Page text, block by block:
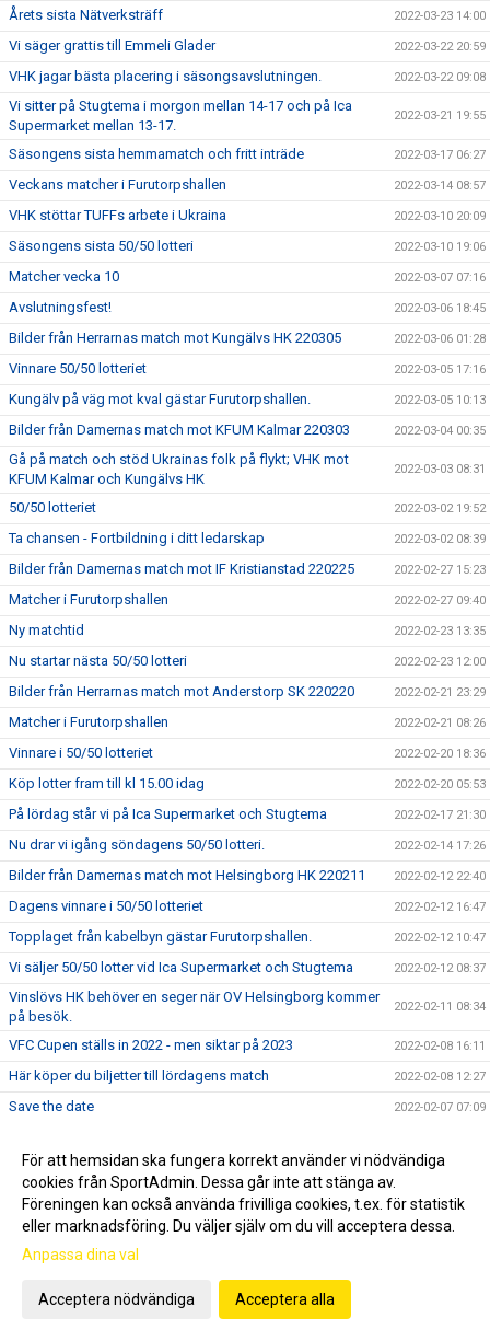
Årets sista Nätverksträff 2022-03-23 14:00
Vi säger grattis till Emmeli Glader 2022-03-22 20:59
VHK jagar bästa placering i säsongsavslutningen. 2022-03-22 09:08
Vi sitter på Stugtema i morgon mellan 14-17 och på Ica
Supermarket mellan 13-17.
2022-03-21 19:55
Säsongens sista hemmamatch och fritt inträde 2022-03-17 06:27
Veckans matcher i Furutorpshallen 2022-03-14 08:57
VHK stöttar TUFFs arbete i Ukraina 2022-03-10 20:09
Säsongens sista 50/50 lotteri 2022-03-10 19:06
Matcher vecka 10 2022-03-07 07:16
Avslutningsfest! 2022-03-06 18:45
Bilder från Herrarnas match mot Kungälvs HK 220305 2022-03-06 01:28
Vinnare 50/50 lotteriet 2022-03-05 17:16
Kungälv på väg mot kval gästar Furutorpshallen. 2022-03-05 10:13
Bilder från Damernas match mot KFUM Kalmar 220303 2022-03-04 00:35
Gå på match och stöd Ukrainas folk på flykt; VHK mot
KFUM Kalmar och Kungälvs HK
2022-03-03 08:31
50/50 lotteriet 2022-03-02 19:52
Ta chansen - Fortbildning i ditt ledarskap 2022-03-02 08:39
Bilder från Damernas match mot IF Kristianstad 220225 2022-02-27 15:23
Matcher i Furutorpshallen 2022-02-27 09:40
Ny matchtid 2022-02-23 13:35
Nu startar nästa 50/50 lotteri 2022-02-23 12:00
Bilder från Herrarnas match mot Anderstorp SK 220220 2022-02-21 23:29
Matcher i Furutorpshallen 2022-02-21 08:26
Vinnare i 50/50 lotteriet 2022-02-20 18:36
Köp lotter fram till kl 15.00 idag 2022-02-20 05:53
På lördag står vi på Ica Supermarket och Stugtema 2022-02-17 21:30
Nu drar vi igång söndagens 50/50 lotteri. 2022-02-14 17:26
Bilder från Damernas match mot Helsingborg HK 220211 2022-02-12 22:40
Dagens vinnare i 50/50 lotteriet 2022-02-12 16:47
Topplaget från kabelbyn gästar Furutorpshallen. 2022-02-12 10:47
Vi säljer 50/50 lotter vid Ica Supermarket och Stugtema 2022-02-12 08:37
Vinslövs HK behöver en seger när OV Helsingborg kommer
på besök.
2022-02-11 08:34
VFC Cupen ställs in 2022 - men siktar på 2023 2022-02-08 16:11
Här köper du biljetter till lördagens match 2022-02-08 12:27
Save the date 2022-02-07 07:09
Matcher i Furutorpshallen vecka 6 2022-02-06 19:23
Vill ni ha er lott innan dragning? 2022-02-04 20:17
Bilder från Damernas match mot IFK Kristianstad 220203 2022-02-04 18:38
Nu drar vi igång nästa 50/50 lotteri.
Vi säger grattis till....
För att hemsidan ska fungera korrekt använder vi nödvändiga
cookies från SportAdmin. Dessa går inte att stänga av.
Föreningen kan också använda frivilliga cookies, t.ex. för statistik
eller marknadsföring. Du väljer själv om du vill acceptera dessa.
Anpassa dina val
Acceptera nödvändiga Acceptera alla